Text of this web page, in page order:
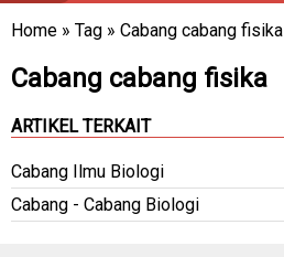
Home » Tag » Cabang cabang fisika
Cabang cabang fisika
ARTIKEL TERKAIT
Cabang Ilmu Biologi
Cabang - Cabang Biologi